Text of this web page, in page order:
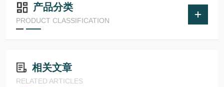
产品分类
PRODUCT CLASSIFICATION
相关文章
RELATED ARTICLES